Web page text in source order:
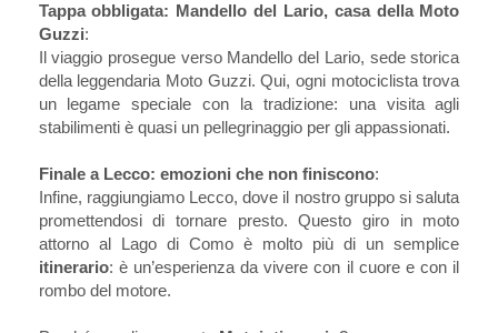
Tappa obbligata: Mandello del Lario, casa della Moto
Guzzi:
Il viaggio prosegue verso Mandello del Lario, sede storica
della leggendaria Moto Guzzi. Qui, ogni motociclista trova
un legame speciale con la tradizione: una visita agli
stabilimenti è quasi un pellegrinaggio per gli appassionati.
Finale a Lecco: emozioni che non finiscono:
Infine, raggiungiamo Lecco, dove il nostro gruppo si saluta
promettendosi di tornare presto. Questo giro in moto
attorno al Lago di Como è molto più di un semplice
itinerario: è un’esperienza da vivere con il cuore e con il
rombo del motore.